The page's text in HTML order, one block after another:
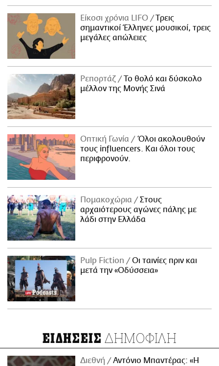
Είκοσι χρόνια LIFO
Tρεις
σημαντικοί Έλληνες μουσικοί, τρεις
μεγάλες απώλειες
Ρεπορτάζ
Το θολό και δύσκολο
μέλλον της Μονής Σινά
Οπτική Γωνία
Όλοι ακολουθούν
τους influencers. Και όλοι τους
περιφρονούν.
Πομακοχώρια
Στους
αρχαιότερους αγώνες πάλης με
λάδι στην Ελλάδα
Pulp Fiction
Οι ταινίες πριν και
μετά την «Οδύσσεια»
ΕΙΔΗΣΕΙΣ ΔΗΜΟΦΙΛΗ
Διεθνή Αντόνιο Μπαντέρας: «Η